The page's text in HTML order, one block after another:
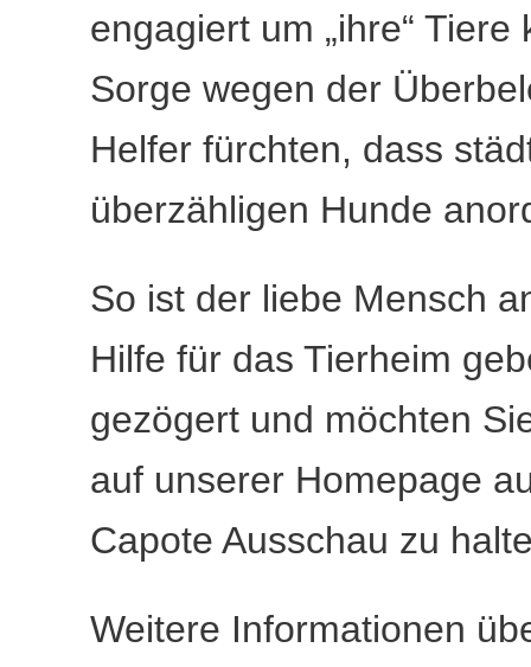
engagiert um „ihre“
Sorge wegen der
Helfer fürchten, dass
überzähligen Hunde
So ist der liebe Mensch
Hilfe für das Tierheim
gezögert und möchten
auf unserer Homepage
Capote Ausschau zu
Weitere Informationen